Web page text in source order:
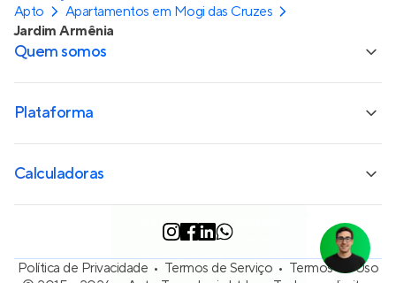
Olá, precisa de ajuda para
encontrar um imóvel em
Jardim Armênia, Mogi das
Cruzes - SP?
Apto
Apartamentos em Mogi das Cruzes
Jardim Armênia
Quem somos
Plataforma
Calculadoras
Política de Privacidade Termos de Serviço
Termos de Uso